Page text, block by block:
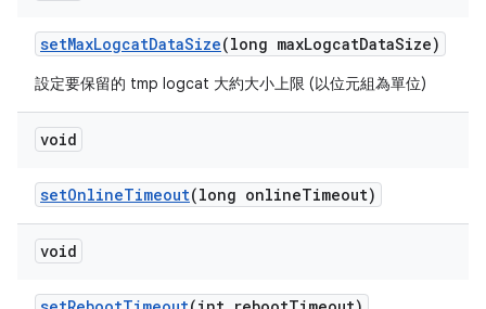
setMaxLogcatDataSize(long maxLogcatDataSize)
設定要保留的 tmp logcat 大約大小上限 (以位元組為單位)
void
setOnlineTimeout(long onlineTimeout)
void